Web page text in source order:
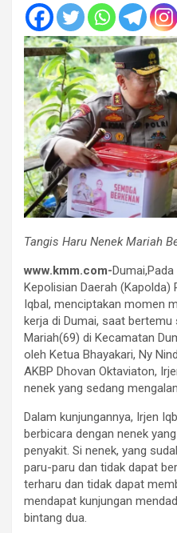
Tangis Haru Nenek Mariah
www.kmm.com-
Kepolisian Daerah (Kapolda)
Iqbal, menciptakan momen
kerja di Dumai, saat
Mariah(69) di Kecamatan
oleh Ketua Bhayakari, Ny
AKBP Dhovan Oktaviaton,
nenek yang sedang
Dalam kunjungannya, Irjen
berbicara dengan nenek
penyakit. Si nenek, yang
paru-paru dan tidak dapat
terharu dan tidak dapat
mendapat kunjungan
bintang dua.